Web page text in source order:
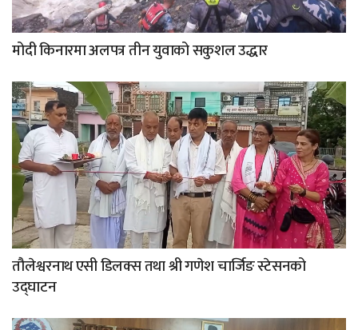
मोदी किनारमा अलपत्र तीन युवाको सकुशल उद्धार
तौलेश्वरनाथ एसी डिलक्स तथा श्री गणेश चार्जिङ स्टेसनको
उद्घाटन